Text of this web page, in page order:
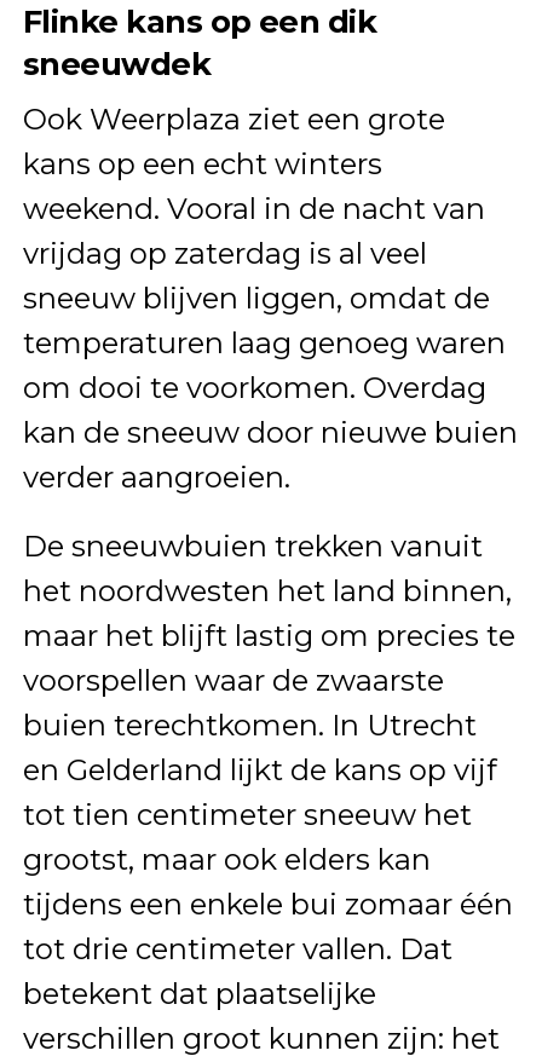
Flinke kans op een dik
sneeuwdek
Ook Weerplaza ziet een grote
kans op een echt winters
weekend. Vooral in de nacht van
vrijdag op zaterdag is al veel
sneeuw blijven liggen, omdat de
temperaturen laag genoeg waren
om dooi te voorkomen. Overdag
kan de sneeuw door nieuwe buien
verder aangroeien.
De sneeuwbuien trekken vanuit
het noordwesten het land binnen,
maar het blijft lastig om precies te
voorspellen waar de zwaarste
buien terechtkomen. In Utrecht
en Gelderland lijkt de kans op vijf
tot tien centimeter sneeuw het
grootst, maar ook elders kan
tijdens een enkele bui zomaar één
tot drie centimeter vallen. Dat
betekent dat plaatselijke
verschillen groot kunnen zijn: het